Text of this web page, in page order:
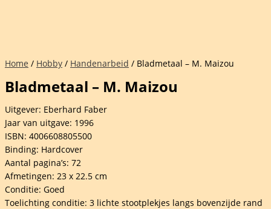
Home / Hobby / Handenarbeid / Bladmetaal – M. Maizou
Bladmetaal – M. Maizou
Uitgever: Eberhard Faber
Jaar van uitgave: 1996
ISBN: 4006608805500
Binding: Hardcover
Aantal pagina’s: 72
Afmetingen: 23 x 22.5 cm
Conditie: Goed
Toelichting conditie: 3 lichte stootplekjes langs bovenzijde rand